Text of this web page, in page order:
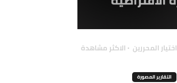
اختيار المحررين الاكثر مشاهدة
التقارير المصورة